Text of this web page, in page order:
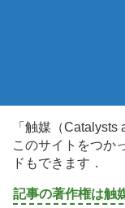
「触媒（
このサイトをつか
ドもできます．
記事の著作権は触